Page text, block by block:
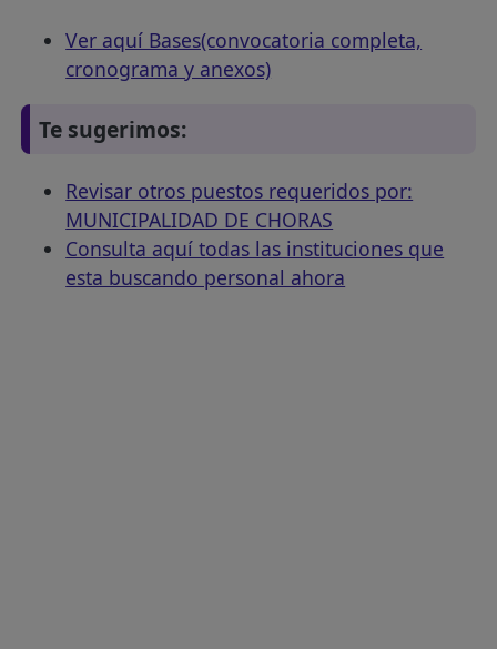
Ver aquí Bases(convocatoria completa,
cronograma y anexos)
Te sugerimos:
Revisar otros puestos requeridos por:
MUNICIPALIDAD DE CHORAS
Consulta aquí todas las instituciones que
esta buscando personal ahora